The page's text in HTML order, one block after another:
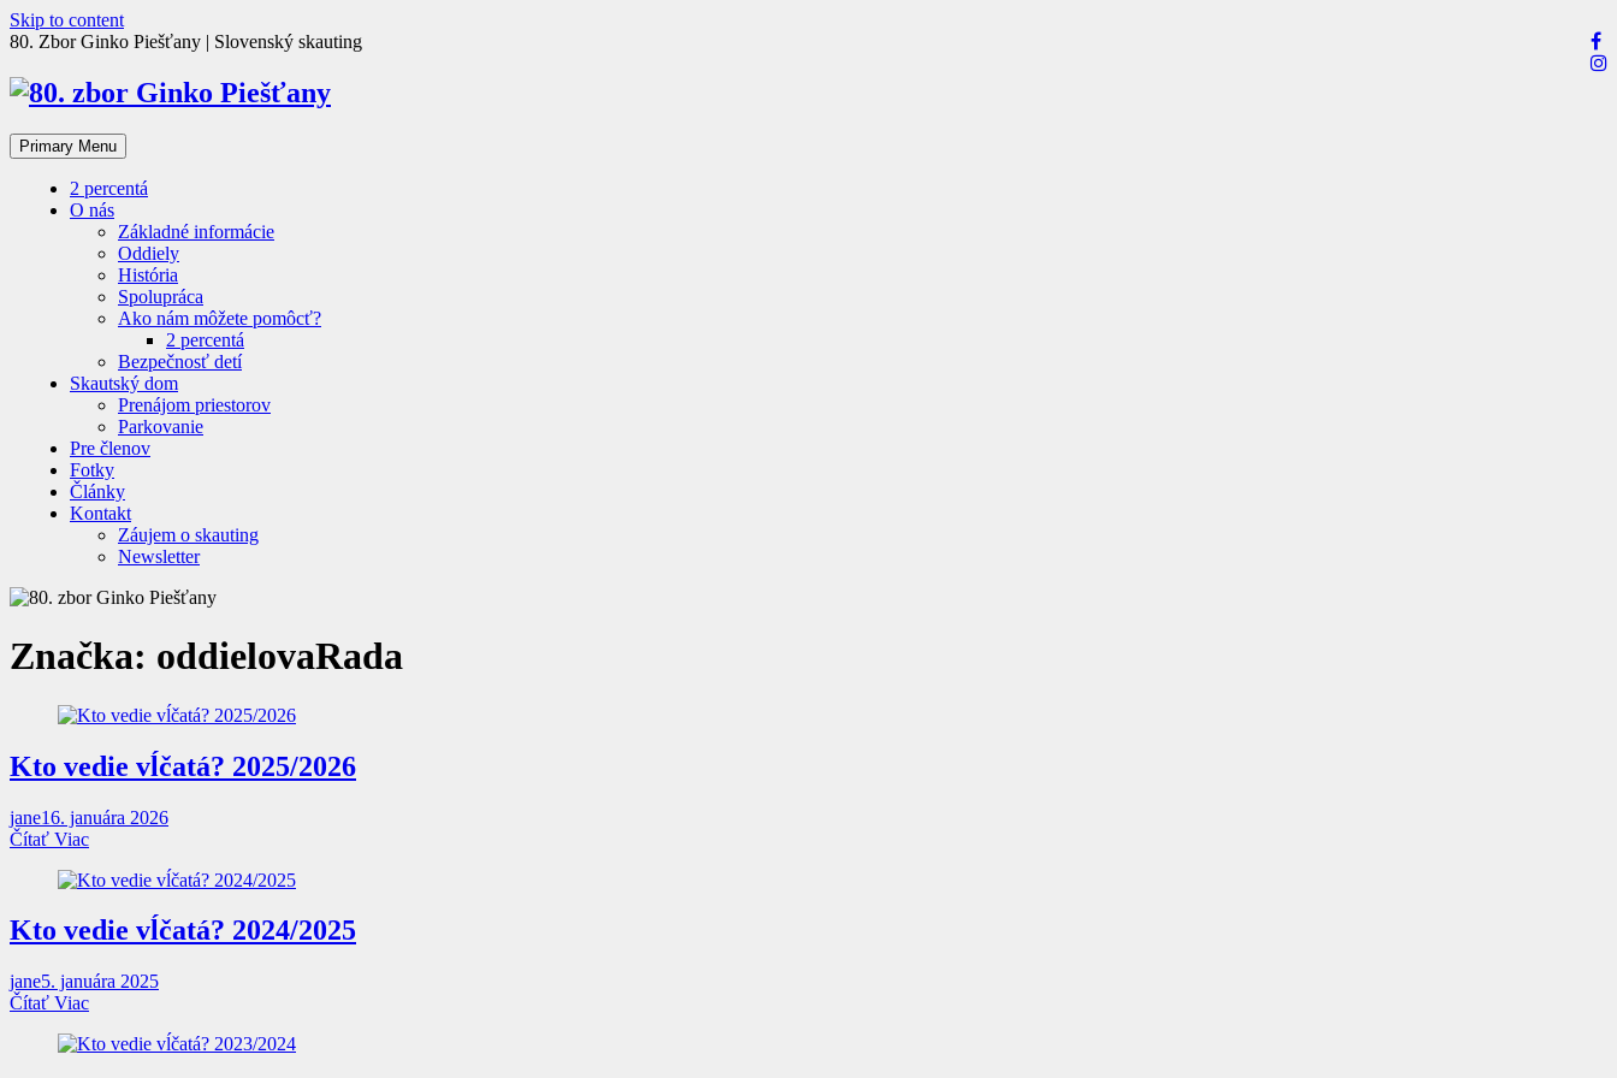
Skip to content
80. Zbor Ginko Piešťany | Slovenský skauting
Primary Menu
2 percentá
O nás
Základné informácie
Oddiely
História
Spolupráca
Ako nám môžete pomôcť?
2 percentá
Bezpečnosť detí
Skautský dom
Prenájom priestorov
Parkovanie
Pre členov
Fotky
Články
Kontakt
Záujem o skauting
Newsletter
Značka: oddielovaRada
Kto vedie vĺčatá? 2025/2026
jane16. januára 2026
Čítať Viac
Kto vedie vĺčatá? 2024/2025
jane5. januára 2025
Čítať Viac